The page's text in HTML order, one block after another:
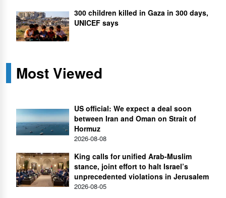
300 children killed in Gaza in 300 days,
UNICEF says
Most Viewed
US official: We expect a deal soon
between Iran and Oman on Strait of
Hormuz
2026-08-08
King calls for unified Arab-Muslim
stance, joint effort to halt Israel’s
unprecedented violations in Jerusalem
2026-08-05